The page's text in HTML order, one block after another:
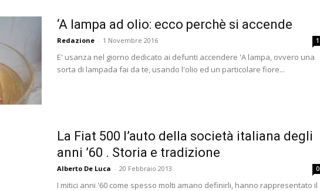
‘A lampa ad olio: ecco perchè si accende
Redazione - 1 Novembre 2016 1
E' usanza nel giorno dedicato ai defunti accendere 'A lampa, ovvero una
sorta di lampada fai da te, usando l'olio ed un particolare fiore...
La Fiat 500 l’auto della società italiana degli
anni ’60 . Storia e tradizione
Alberto De Luca - 20 Febbraio 2013 0
I mitici anni '60 come spesso molti amano definirli, hanno rappresentato il